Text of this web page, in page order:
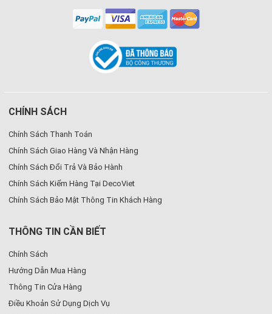
CHÍNH SÁCH
Chính Sách Thanh Toán
Chính Sách Giao Hàng Và Nhận Hàng
Chính Sách Đổi Trả Và Bảo Hành
Chính Sách Kiểm Hàng Tại DecoViet
Chính Sách Bảo Mật Thông Tin Khách Hàng
THÔNG TIN CẦN BIẾT
Chính Sách
Hướng Dẫn Mua Hàng
Thông Tin Cửa Hàng
Điều Khoản Sử Dụng Dịch Vụ